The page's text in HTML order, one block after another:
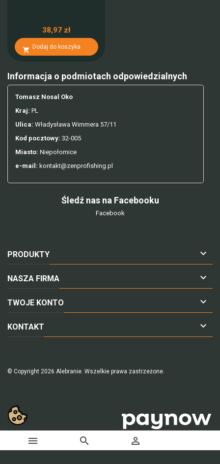
  
38,97 zł
 Dodaj do koszyka
Informacja o podmiotach odpowiedzialnych
Tomasz Nosal Oko
Kraj: PL
Ulica: Władysława Wimmera 57/11
Kod pocztowy: 32-005
Miasto: Niepołomice
e-mail: kontakt@zenprofishing.pl
Śledź nas na Facebooku
Facebook
PRODUKTY 
NASZA FIRMA 
TWOJE KONTO 
KONTAKT 
© Copyright 2026 Alebranie. Wszelkie prawa zastrzeżone.